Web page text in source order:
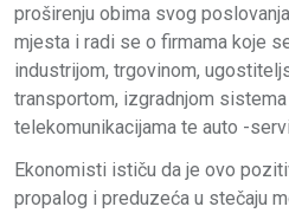
proširenju obima svog
mjesta i radi se o firmama koje
industrijom, trgovinom,
transportom, izgradnjom sistema
telekomunikacijama te auto -
Ekonomisti ističu da je ovo
propalog i preduzeća u stečaju